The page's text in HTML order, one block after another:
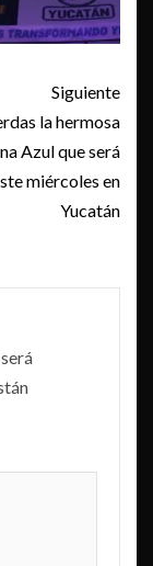
Siguiente
la hermosa
Azul que será
miércoles en
Yucatán